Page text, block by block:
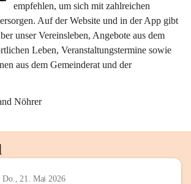
empfehlen, um sich mit zahlreichen
Auf der Website und in der App gibt
unser Vereinsleben, Angebote aus dem
Leben, Veranstaltungstermine sowie
aus dem Gemeinderat und der
Nöhrer
Do., 21. Mai 2026